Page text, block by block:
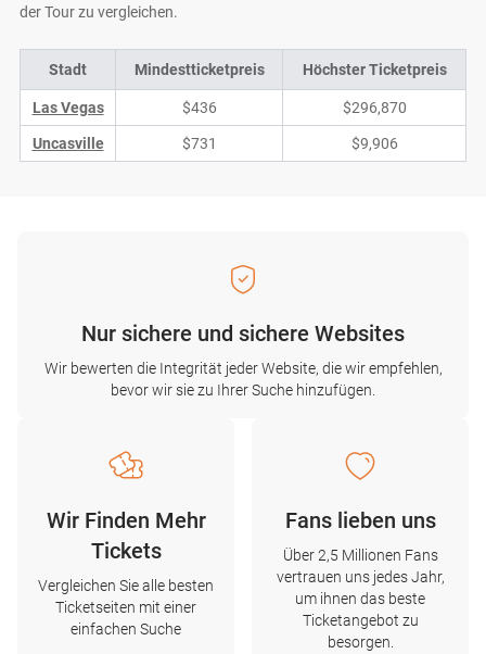
der Tour zu vergleichen.
Stadt Mindestticketpreis Höchster Ticketpreis
Las Vegas $436 $296,870
Uncasville $731 $9,906
Nur sichere und sichere Websites
Wir bewerten die Integrität jeder Website, die wir empfehlen,
bevor wir sie zu Ihrer Suche hinzufügen.
Wir Finden Mehr
Tickets
Vergleichen Sie alle besten
Ticketseiten mit einer
einfachen Suche
Fans lieben uns
Über 2,5 Millionen Fans
vertrauen uns jedes Jahr,
um ihnen das beste
Ticketangebot zu
besorgen.